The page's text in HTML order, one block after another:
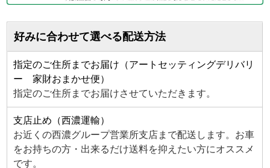
好みに合わせて選べる配送方法
指定のご住所までお届け（アートセッティングデリバリ
ー 家財おまかせ便）
指定のご住所までお届けさせていただきます。
支店止め（西濃運輸）
お近くの西濃グループ営業所支店まで配送します。お車
をお持ちの方・出来るだけ送料を抑えたい方にオススメ
です。